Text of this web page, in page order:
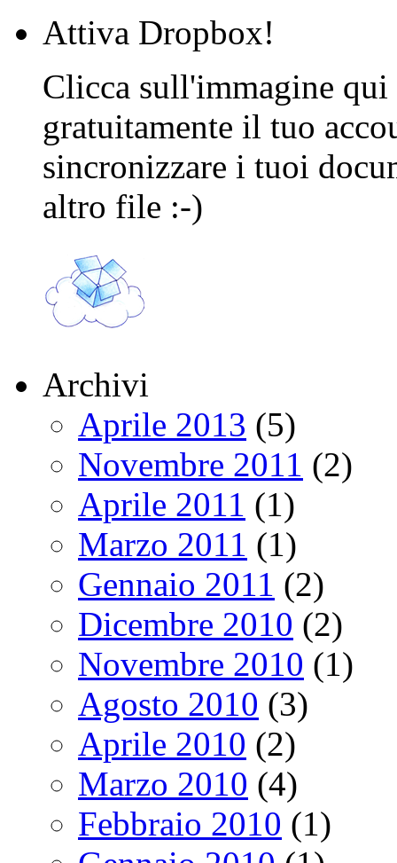
Attiva Dropbox!
Clicca sull'immagine
gratuitamente il tuo
sincronizzare i tuoi
altro file :-)
Archivi
Aprile 2013 (5)
Novembre 2011 (2)
Aprile 2011 (1)
Marzo 2011 (1)
Gennaio 2011 (2)
Dicembre 2010 (2)
Novembre 2010 (1)
Agosto 2010 (3)
Aprile 2010 (2)
Marzo 2010 (4)
Febbraio 2010 (1)